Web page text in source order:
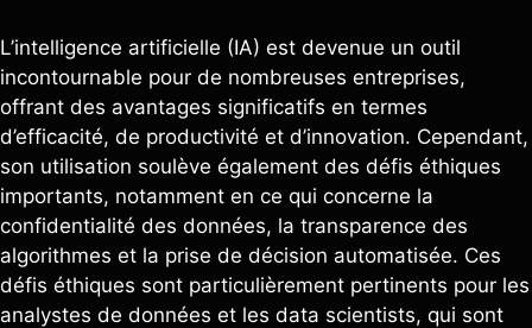
L’intelligence artificielle (IA) est devenue un outil
incontournable pour de nombreuses entreprises,
offrant des avantages significatifs en termes
d’efficacité, de productivité et d’innovation. Cependant,
son utilisation soulève également des défis éthiques
importants, notamment en ce qui concerne la
confidentialité des données, la transparence des
algorithmes et la prise de décision automatisée. Ces
défis éthiques sont particulièrement pertinents pour les
analystes de données et les data scientists, qui sont